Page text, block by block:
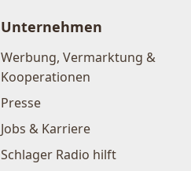
Unternehmen
Werbung, Vermarktung &
Kooperationen
Presse
Jobs & Karriere
Schlager Radio hilft